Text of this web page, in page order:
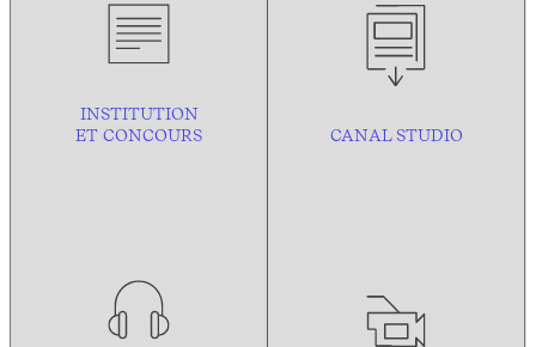
INSTITUTION
ET CONCOURS
CANAL STUDIO